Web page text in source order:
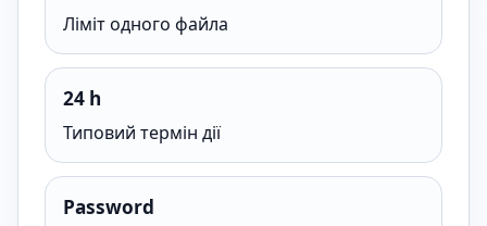
Ліміт одного файла
24 h
Типовий термін дії
Password